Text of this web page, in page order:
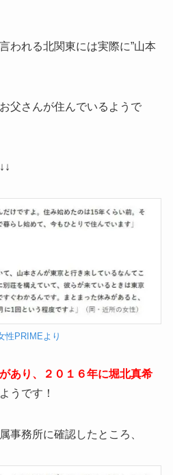
われる北関東には実際に”山本
父さんが住んでいるようで
性PRIMEより
あり、２０１６年に堀北真希
ようです！
事務所に確認したところ、